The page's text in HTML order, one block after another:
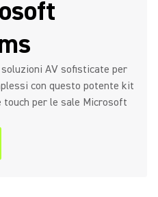
AV sofisticate per
con questo potente kit
per le sale Microsoft